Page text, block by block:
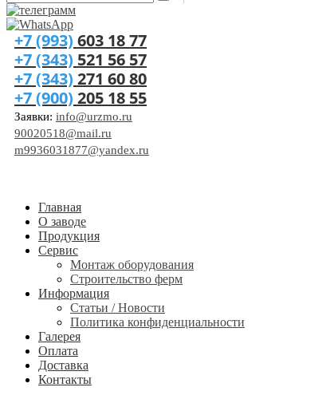
+7 (993) 603 18 77
+7 (343) 521 56 57
+7 (343) 271 60 80
+7 (900) 205 18 55
Заявки: info@urzmo.ru
90020518@mail.ru
m9936031877@yandex.ru
Главная
О заводе
Продукция
Сервис
Монтаж оборудования
Строительство ферм
Информация
Статьи / Новости
Политика конфиденциальности
Галерея
Оплата
Доставка
Контакты